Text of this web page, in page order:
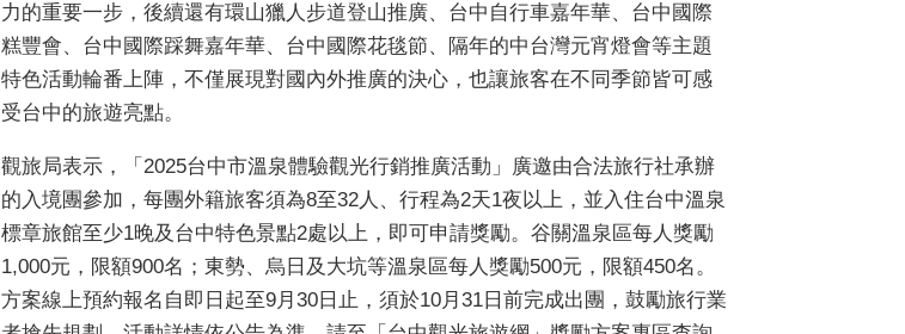
力的重要一步，後續還有環山獵人步道登山推廣、台中自行車嘉年華、台中國際
糕豐會、台中國際踩舞嘉年華、台中國際花毯節、隔年的中台灣元宵燈會等主題
特色活動輪番上陣，不僅展現對國內外推廣的決心，也讓旅客在不同季節皆可感
受台中的旅遊亮點。
觀旅局表示，「2025台中市溫泉體驗觀光行銷推廣活動」廣邀由合法旅行社承辦
的入境團參加，每團外籍旅客須為8至32人、行程為2天1夜以上，並入住台中溫泉
標章旅館至少1晚及台中特色景點2處以上，即可申請獎勵。谷關溫泉區每人獎勵
1,000元，限額900名；東勢、烏日及大坑等溫泉區每人獎勵500元，限額450名。
方案線上預約報名自即日起至9月30日止，須於10月31日前完成出團，鼓勵旅行業